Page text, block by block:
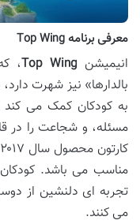
معرفی برنامه Top Wing
انیمیشن Top Wing،
بالدارها» نیز شهرت
به کودکان کمک می کند
مسئله، و شجاعت را در
مناسب می باشد. کودکان
تجربه ای دلنشین از
می کنند.